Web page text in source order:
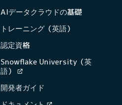
AIデータクラウドの基礎
トレーニング（英語）
認定資格
Snowflake University（英
語）
開発者ガイド